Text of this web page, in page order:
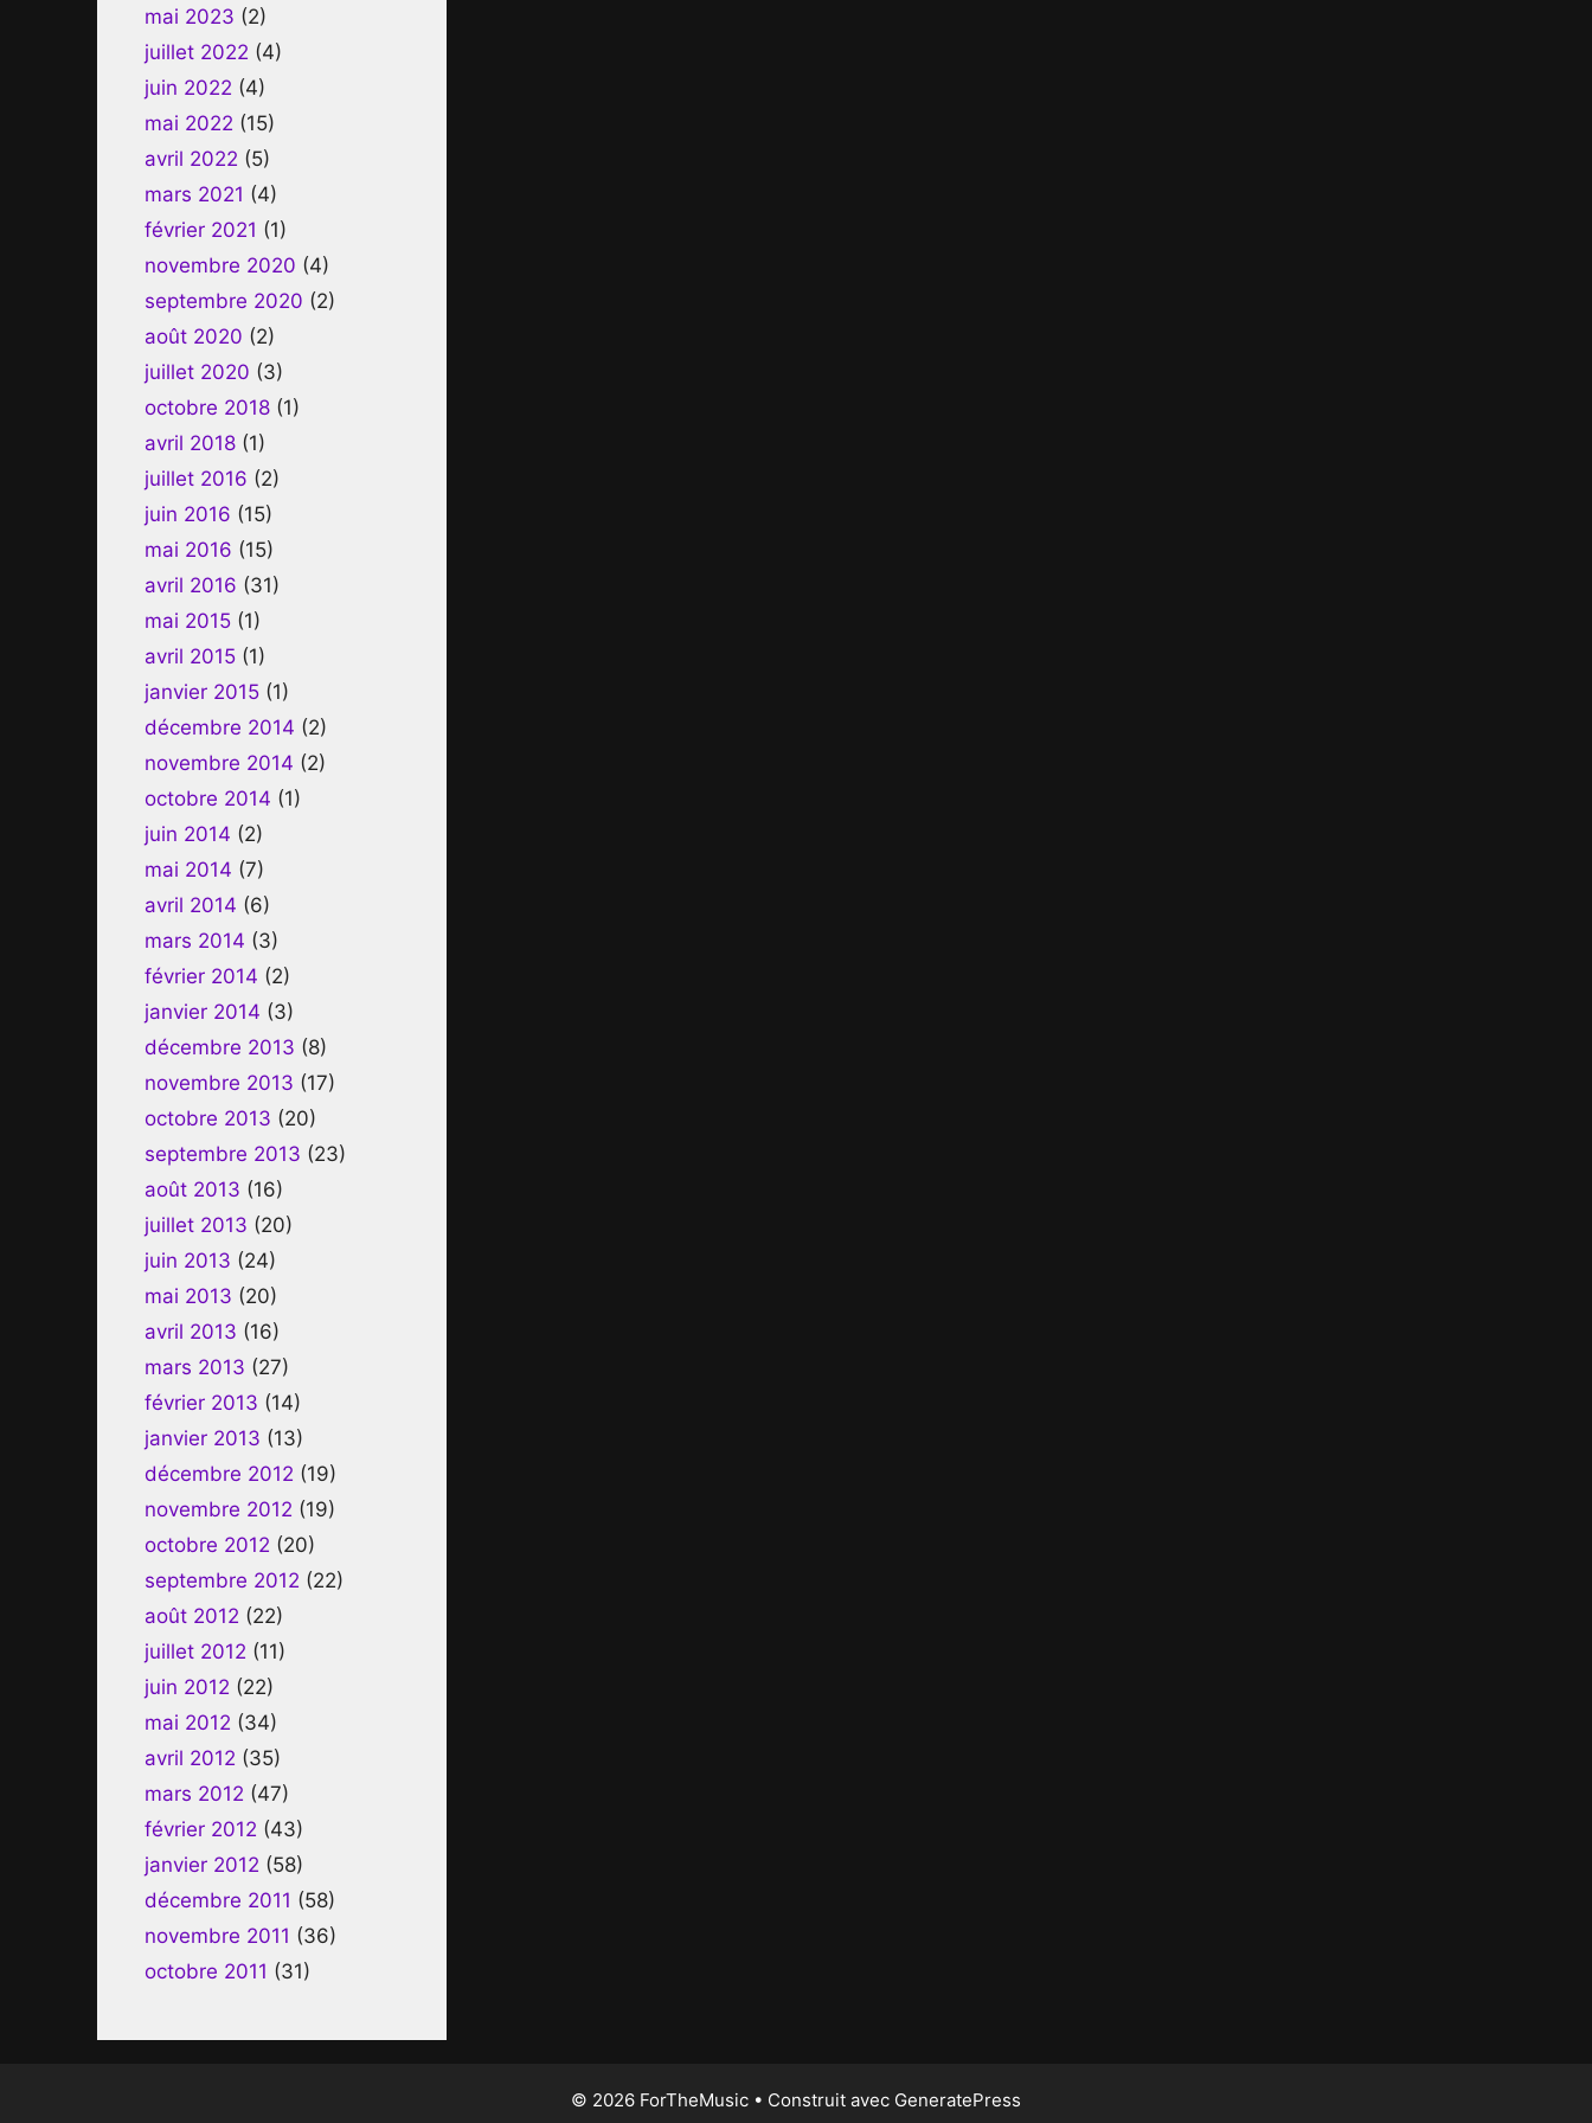
mai 2023 (2)
juillet 2022 (4)
juin 2022 (4)
mai 2022 (15)
avril 2022 (5)
mars 2021 (4)
février 2021 (1)
novembre 2020 (4)
septembre 2020 (2)
août 2020 (2)
juillet 2020 (3)
octobre 2018 (1)
avril 2018 (1)
juillet 2016 (2)
juin 2016 (15)
mai 2016 (15)
avril 2016 (31)
mai 2015 (1)
avril 2015 (1)
janvier 2015 (1)
décembre 2014 (2)
novembre 2014 (2)
octobre 2014 (1)
juin 2014 (2)
mai 2014 (7)
avril 2014 (6)
mars 2014 (3)
février 2014 (2)
janvier 2014 (3)
décembre 2013 (8)
novembre 2013 (17)
octobre 2013 (20)
septembre 2013 (23)
août 2013 (16)
juillet 2013 (20)
juin 2013 (24)
mai 2013 (20)
avril 2013 (16)
mars 2013 (27)
février 2013 (14)
janvier 2013 (13)
décembre 2012 (19)
novembre 2012 (19)
octobre 2012 (20)
septembre 2012 (22)
août 2012 (22)
juillet 2012 (11)
juin 2012 (22)
mai 2012 (34)
avril 2012 (35)
mars 2012 (47)
février 2012 (43)
janvier 2012 (58)
décembre 2011 (58)
novembre 2011 (36)
octobre 2011 (31)
© 2026 ForTheMusic • Construit avec GeneratePress